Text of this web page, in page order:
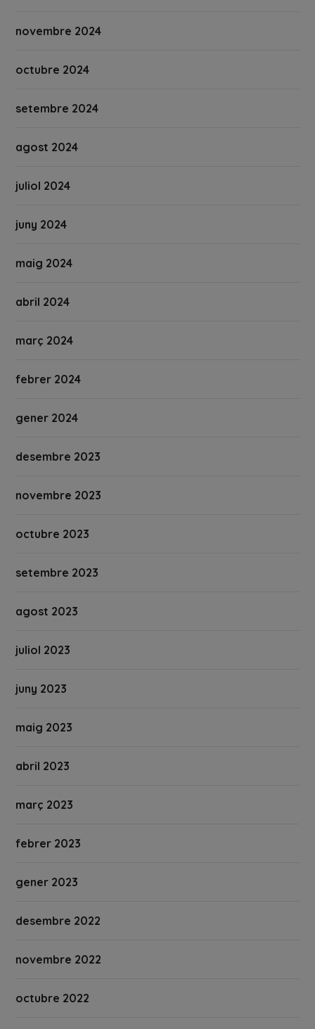
novembre 2024
octubre 2024
setembre 2024
agost 2024
juliol 2024
juny 2024
maig 2024
abril 2024
març 2024
febrer 2024
gener 2024
desembre 2023
novembre 2023
octubre 2023
setembre 2023
agost 2023
juliol 2023
juny 2023
maig 2023
abril 2023
març 2023
febrer 2023
gener 2023
desembre 2022
novembre 2022
octubre 2022